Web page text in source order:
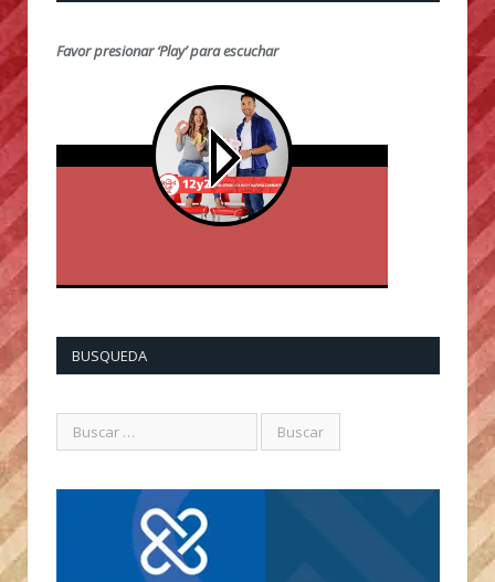
Favor presionar ‘Play’ para escuchar
BUSQUEDA